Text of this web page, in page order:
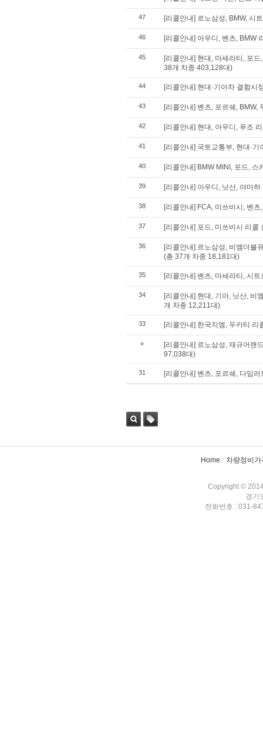
47 [리콜안내] 르노삼성, BMW, 시
46 [리콜안내] 아우디, 벤츠, BMW
45
[리콜안내] 현대, 마세라티, 포
38개 차종 403,128대)
44 [리콜안내] 현대·기아차 결함시
43 [리콜안내] 벤츠, 포르쉐,
42 [리콜안내] 현대, 아우디, 푸조
41 [리콜안내] 국토교통부, 현대·
40 [리콜안내] BMW MINI, 포드,
39 [리콜안내] 아우디, 닛산, 야마
38 [리콜안내] FCA, 미쓰비시, 벤
37 [리콜안내] 포드, 미쓰비시 리
36
[리콜안내] 르노삼성, 비엠더블
(총 37개 차종 18,181대)
35 [리콜안내] 벤츠, 마세라티, 시
34
[리콜안내] 현대, 기아, 닛산, 비
개 차종 12,211대)
33 [리콜안내] 한국지엠, 두카티
»
[리콜안내] 르노삼성, 재규어랜
97,038대)
31 [리콜안내] 벤츠, 포르쉐, 다임
Home 차량정비가
Copyright ©
경기
전화번호 : 031-